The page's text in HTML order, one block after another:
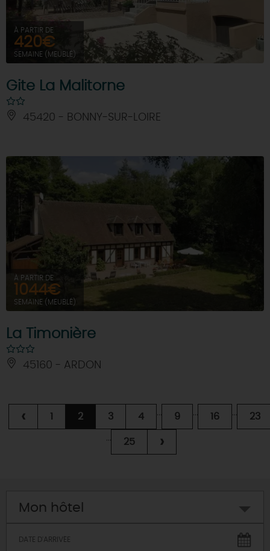
À PARTIR DE
420€
SEMAINE (MEUBLÉ)
Gite La Malitorne
45420 - BONNY-SUR-LOIRE
À PARTIR DE
1044€
SEMAINE (MEUBLÉ)
La Timonière
45160 - ARDON
‹ 1 2 3 4 ... 9 ... 16 ... 23
... 25 ›
Mon hôtel